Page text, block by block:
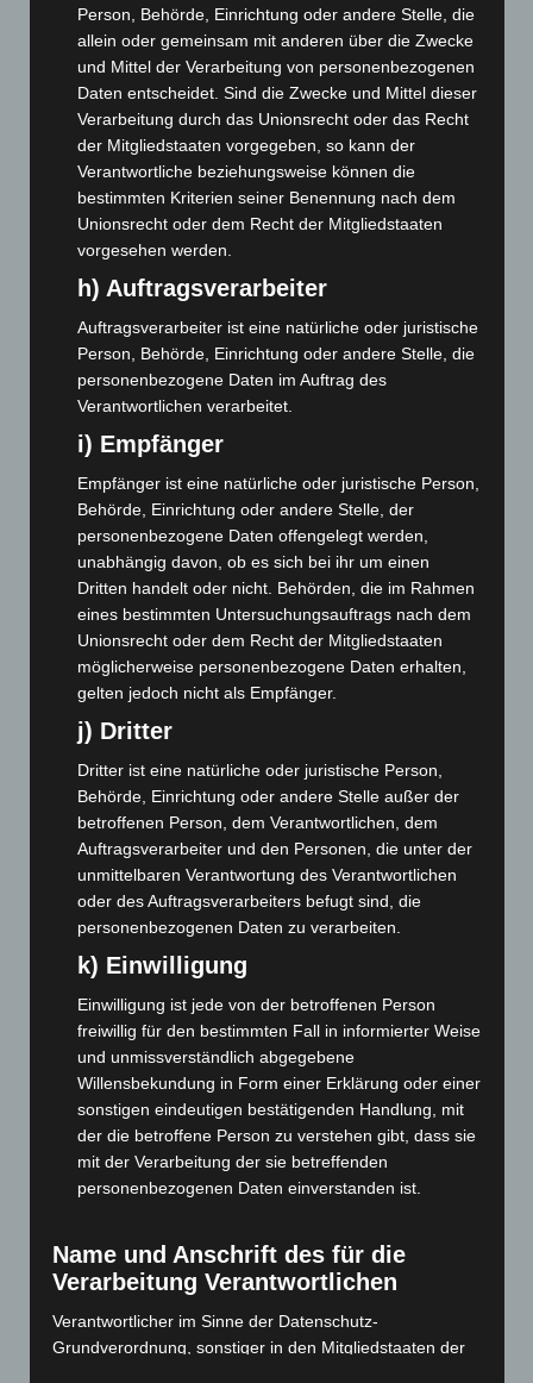
Juli 2024(89)
Juni 2024(107)
Mai 2024
(149)
April 2024(102)
März 2024(103)
Februar 2024(103)
Januar 2024(111)
Dezember 2023(130)
November 2023(130)
Oktober 2023(114)
September 2023
August 2023(134)
Juli 2023(118)
Juni 2023(142)
Mai 2023(139)
April 2023(155)
März 2023(174)
Februar 2023(154)
Januar 2023
(140)
Dezember 2022(130)
November 2022(167)
Oktober 2022 (166)
September 2022(205)
August 2022(166)
Juli 2022(133)
Juni 2022 (167)
Mai 2022
April 2022(198)
März 2022(221)
Februar 2022 (189)
Januar 2022(190)
Dezember 2021(204)
November 2021(215)
Oktober 2021(171)
August 2021(154)
Juni 2021(198)
Person, Behörde, Einrichtung oder andere Stelle, die
allein oder gemeinsam mit anderen über die Zwecke
und Mittel der Verarbeitung von personenbezogenen
Daten entscheidet. Sind die Zwecke und Mittel dieser
Verarbeitung durch das Unionsrecht oder das Recht
der Mitgliedstaaten vorgegeben, so kann der
Verantwortliche beziehungsweise können die
bestimmten Kriterien seiner Benennung nach dem
Unionsrecht oder dem Recht der Mitgliedstaaten
vorgesehen werden.
h) Auftragsverarbeiter
Auftragsverarbeiter ist eine natürliche oder juristische
Person, Behörde, Einrichtung oder andere Stelle, die
personenbezogene Daten im Auftrag des
Verantwortlichen verarbeitet.
i) Empfänger
Empfänger ist eine natürliche oder juristische Person,
Behörde, Einrichtung oder andere Stelle, der
personenbezogene Daten offengelegt werden,
unabhängig davon, ob es sich bei ihr um einen
Dritten handelt oder nicht. Behörden, die im Rahmen
eines bestimmten Untersuchungsauftrags nach dem
Unionsrecht oder dem Recht der Mitgliedstaaten
möglicherweise personenbezogene Daten erhalten,
gelten jedoch nicht als Empfänger.
j) Dritter
Dritter ist eine natürliche oder juristische Person,
Behörde, Einrichtung oder andere Stelle außer der
betroffenen Person, dem Verantwortlichen, dem
Auftragsverarbeiter und den Personen, die unter der
unmittelbaren Verantwortung des Verantwortlichen
oder des Auftragsverarbeiters befugt sind, die
personenbezogenen Daten zu verarbeiten.
k) Einwilligung
Einwilligung ist jede von der betroffenen Person
freiwillig für den bestimmten Fall in informierter Weise
und unmissverständlich abgegebene
Willensbekundung in Form einer Erklärung oder einer
sonstigen eindeutigen bestätigenden Handlung, mit
der die betroffene Person zu verstehen gibt, dass sie
mit der Verarbeitung der sie betreffenden
personenbezogenen Daten einverstanden ist.
Name und Anschrift des für die
Verarbeitung Verantwortlichen
Verantwortlicher im Sinne der Datenschutz-
Grundverordnung, sonstiger in den Mitgliedstaaten der